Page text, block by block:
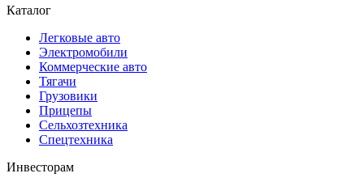
Каталог
Легковые авто
Электромобили
Коммерческие авто
Тягачи
Грузовики
Прицепы
Сельхозтехника
Спецтехника
Инвесторам